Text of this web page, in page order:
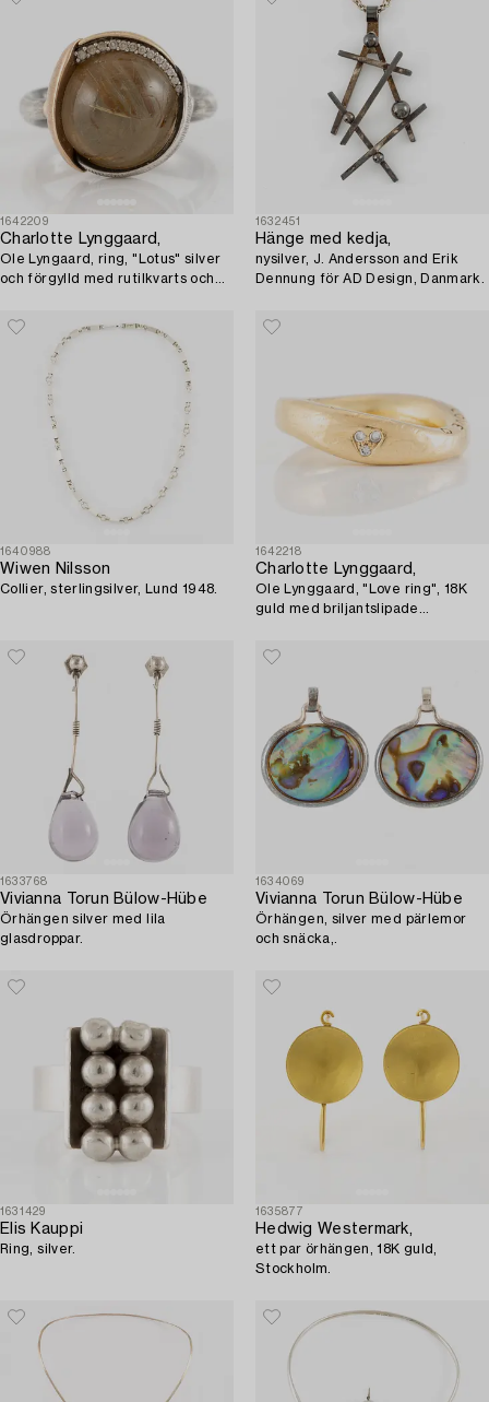
1642209
Charlotte Lynggaard,
Ole Lyngaard, ring, "Lotus" silver
och förgylld med rutilkvarts och
1632451
Hänge med kedja,
nysilver, J. Andersson and Erik
Dennung för AD Design, Danmark.
1640988
Wiwen Nilsson
Collier, sterlingsilver, Lund 1948.
1642218
Charlotte Lynggaard,
Ole Lynggaard, "Love ring", 18K
guld med briljantslipade
1633768
Vivianna Torun Bülow-Hübe
Örhängen silver med lila
glasdroppar.
1634069
Vivianna Torun Bülow-Hübe
Örhängen, silver med pärlemor
och snäcka,.
1631429
Elis Kauppi
Ring, silver.
1635877
Hedwig Westermark,
ett par örhängen, 18K guld,
Stockholm.